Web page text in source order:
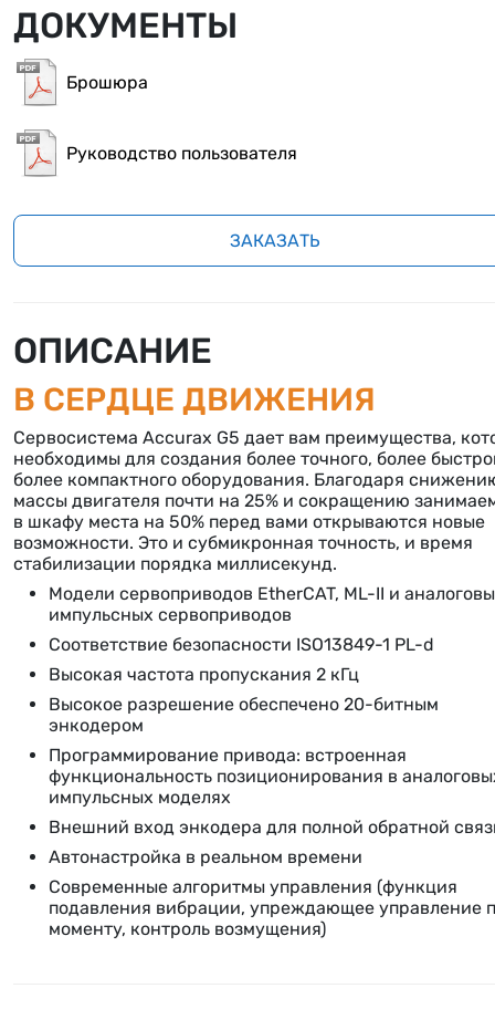
ДОКУМЕНТЫ
Брошюра
Руководство пользователя
ЗАКАЗАТЬ
ОПИСАНИЕ
В СЕРДЦЕ ДВИЖЕНИЯ
Сервосистема Accurax G5 дает вам преимущества,
необходимы для создания более точного, более
более компактного оборудования. Благодаря
массы двигателя почти на 25% и сокращению
в шкафу места на 50% перед вами открываются новые
возможности. Это и субмикронная точность, и время
стабилизации порядка миллисекунд.
Модели сервоприводов EtherCAT, ML-II и
импульсных сервоприводов
Соответствие безопасности ISO13849-1 PL-d
Высокая частота пропускания 2 кГц
Высокое разрешение обеспечено 20-битным
энкодером
Программирование привода: встроенная
функциональность позиционирования в
импульсных моделях
Внешний вход энкодера для полной обратной
Автонастройка в реальном времени
Современные алгоритмы управления (функция
подавления вибрации, упреждающее управление
моменту, контроль возмущения)